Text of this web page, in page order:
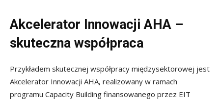
Akcelerator Innowacji AHA –
skuteczna współpraca
Przykładem skutecznej współpracy międzysektorowej jest
Akcelerator Innowacji AHA, realizowany w ramach
programu Capacity Building finansowanego przez EIT